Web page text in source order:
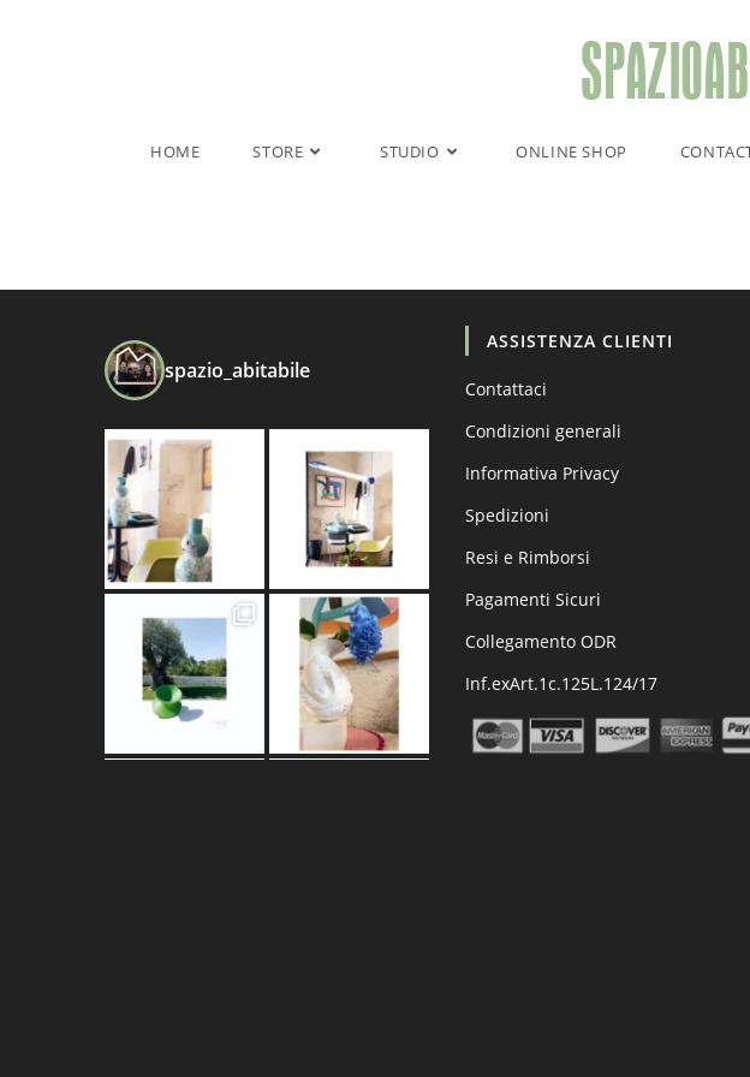
HOME STORE STUDIO ONLINE SHOP
spazio_abitabile
ASSISTENZA CLIENTI
Contattaci
Condizioni generali
Informativa Privacy
Spedizioni
Resi e Rimborsi
Pagamenti Sicuri
Collegamento ODR
Inf.exArt.1c.125L.124/17